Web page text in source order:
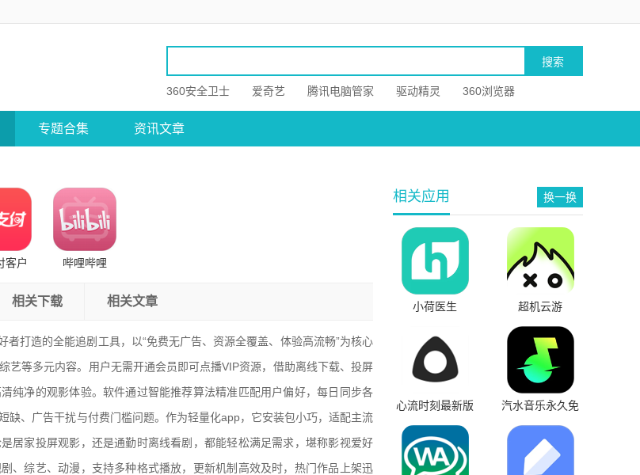
360安全卫士 爱奇艺 腾讯电脑管家 驱动精灵 360浏览器
专题合集 资讯文章
客户
哔哩哔哩
相关下载 相关文章
者打造的全能追剧工具，以“免费无广告、资源全覆盖、体验高流畅”为核心
艺等多元内容。用户无需开通会员即可点播VIP资源，借助离线下载、投屏
纯净的观影体验。软件通过智能推荐算法精准匹配用户偏好，每日同步各
缺、广告干扰与付费门槛问题。作为轻量化app，它安装包小巧，适配主流
居家投屏观影，还是通勤时离线看剧，都能轻松满足需求，堪称影视爱好
、综艺、动漫，支持多种格式播放，更新机制高效及时，热门作品上架迅
相关应用 换一换
小荷医生 超机云游
心流时刻最新版
汽水音乐永久免